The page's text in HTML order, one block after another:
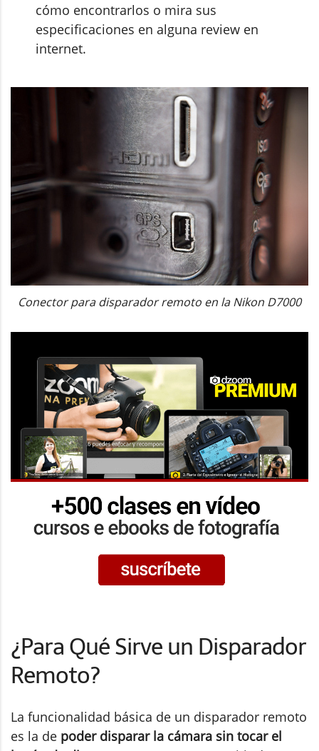
cómo encontrarlos o mira sus
especificaciones en alguna review en
internet.
Conector para disparador remoto en la Nikon D7000
¿Para Qué Sirve un Disparador
Remoto?
La funcionalidad básica de un disparador remoto
es la de poder disparar la cámara sin tocar el